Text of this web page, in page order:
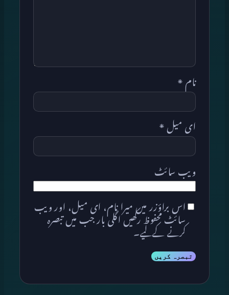
نام *
ای میل*
ویب‌ سائٹ
اس براؤزر میں میرا نام، ای میل، اور ویب
سائٹ محفوظ رکھیں اگلی بار جب میں تبصرہ
کرنے کےلیے۔